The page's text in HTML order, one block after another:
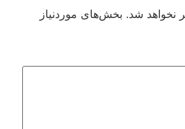
نخواهد شد. بخش‌های موردنیاز